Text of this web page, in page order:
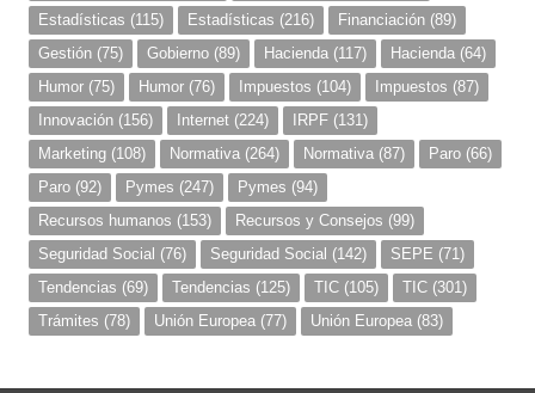
Estadísticas (115) Estadísticas (216) Financiación (89)
Gestión (75) Gobierno (89) Hacienda (117) Hacienda (64)
Humor (75) Humor (76) Impuestos (104) Impuestos (87)
Innovación (156) Internet (224) IRPF (131)
Marketing (108) Normativa (264) Normativa (87) Paro (66)
Paro (92) Pymes (247) Pymes (94)
Recursos humanos (153) Recursos y Consejos (99)
Seguridad Social (76) Seguridad Social (142) SEPE (71)
Tendencias (69) Tendencias (125) TIC (105) TIC (301)
Trámites (78) Unión Europea (77) Unión Europea (83)